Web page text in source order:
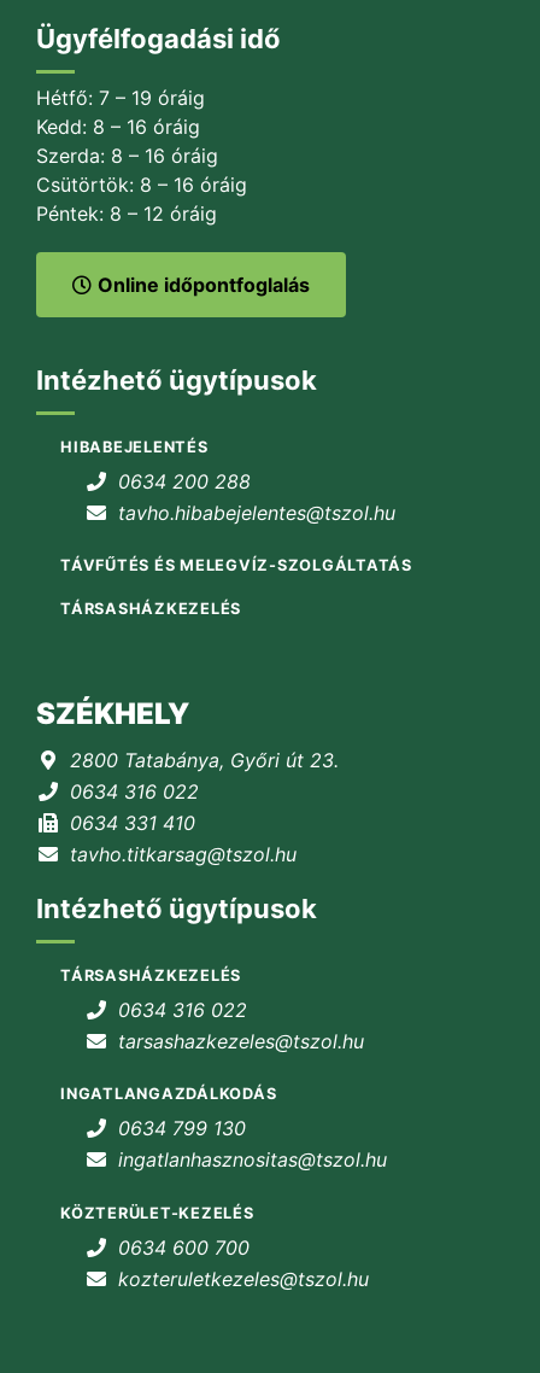
Ügyfélfogadási idő
Hétfő: 7 – 19 óráig
Kedd: 8 – 16 óráig
Szerda: 8 – 16 óráig
Csütörtök: 8 – 16 óráig
Péntek: 8 – 12 óráig
Online időpontfoglalás
Intézhető ügytípusok
HIBABEJELENTÉS
0634 200 288
tavho.hibabejelentes@tszol.hu
TÁVFŰTÉS ÉS MELEGVÍZ-SZOLGÁLTATÁS
TÁRSASHÁZKEZELÉS
SZÉKHELY
2800 Tatabánya, Győri út 23.
0634 316 022
0634 331 410
tavho.titkarsag@tszol.hu
Intézhető ügytípusok
TÁRSASHÁZKEZELÉS
0634 316 022
tarsashazkezeles@tszol.hu
INGATLANGAZDÁLKODÁS
0634 799 130
ingatlanhasznositas@tszol.hu
KÖZTERÜLET-KEZELÉS
0634 600 700
kozteruletkezeles@tszol.hu